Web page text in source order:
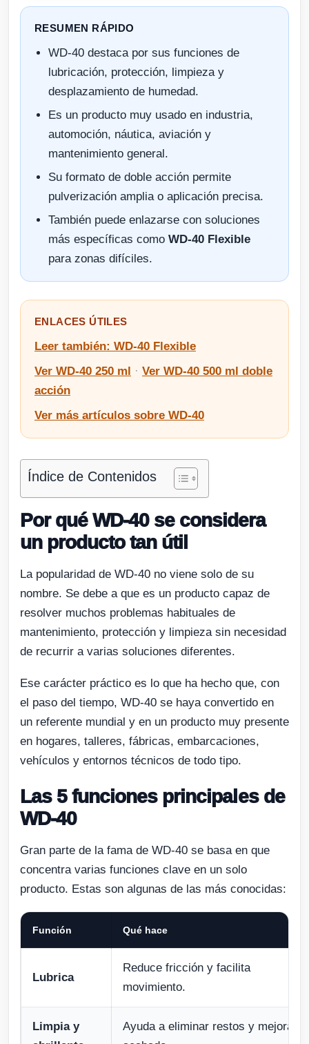
RESUMEN RÁPIDO
WD-40 destaca por sus funciones de
lubricación, protección, limpieza y
desplazamiento de humedad.
Es un producto muy usado en industria,
automoción, náutica, aviación y
mantenimiento general.
Su formato de doble acción permite
pulverización amplia o aplicación precisa.
También puede enlazarse con soluciones
más específicas como WD-40 Flexible
para zonas difíciles.
ENLACES ÚTILES
Leer también: WD-40 Flexible
Ver WD-40 250 ml · Ver WD-40 500 ml doble
acción
Ver más artículos sobre WD-40
Índice de Contenidos
Por qué WD-40 se considera
un producto tan útil
La popularidad de WD-40 no viene solo de su
nombre. Se debe a que es un producto capaz de
resolver muchos problemas habituales de
mantenimiento, protección y limpieza sin necesidad
de recurrir a varias soluciones diferentes.
Ese carácter práctico es lo que ha hecho que, con
el paso del tiempo, WD-40 se haya convertido en
un referente mundial y en un producto muy presente
en hogares, talleres, fábricas, embarcaciones,
vehículos y entornos técnicos de todo tipo.
Las 5 funciones principales de
WD-40
Gran parte de la fama de WD-40 se basa en que
concentra varias funciones clave en un solo
producto. Estas son algunas de las más conocidas:
Función Qué hace
Lubrica
Reduce fricción y facilita
movimiento.
Limpia y
Ayuda a eliminar restos y mejora